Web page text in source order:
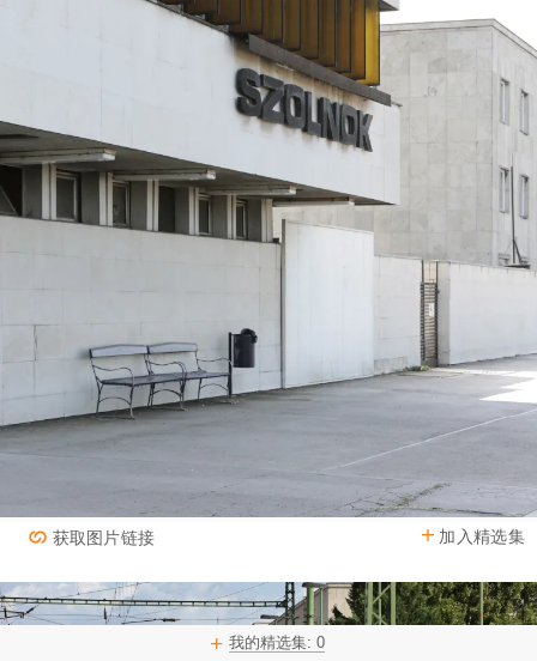
我的精选集: 0
加入精选集
获取图片链接